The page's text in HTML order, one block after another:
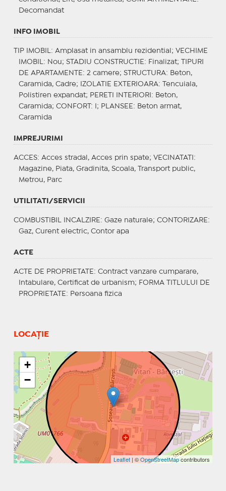
Decomandat
INFO IMOBIL
TIP IMOBIL : Amplasat in ansamblu rezidential; VECHIME
IMOBIL : Nou; STADIU CONSTRUCTIE : Finalizat;
TIPURI
DE APARTAMENTE : 2 camere; STRUCTURA: Beton,
Caramida, Cadre;
IZOLATIE EXTERIOARA: Tencuiala,
Polistiren expandat; PERETI INTERIORI : Beton,
Caramida; CONFORT : I; PLANSEE : Beton armat,
Caramida
IMPREJURIMI
ACCES: Acces stradal, Acces prin spate; VECINATATI :
Magazine, Piata, Gradinita, Scoala, Transport public,
Metrou, Parc
UTILITATI/SERVICII
COMBUSTIBIL INCALZIRE : Gaze naturale; CONTORIZARE :
Gaz, Curent electric, Contor apa
ACTE
ACTE DE PROPRIETATE : Contract vanzare cumparare,
Intabulare, Certificat de urbanism; FORMA TITLULUI DE
PROPRIETATE : Persoana fizica
LOCAȚIE
+
−
Leaflet | ©OpenStreetMapcontributors